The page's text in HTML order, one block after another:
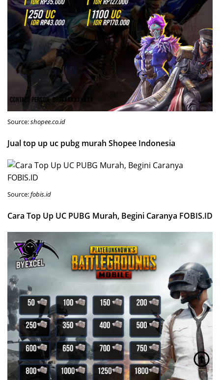
Source:shopee.co.id
Jual top up uc pubg murah Shopee Indonesia
Source:fobis.id
Cara Top Up UC PUBG Murah, Begini Caranya FOBIS.ID